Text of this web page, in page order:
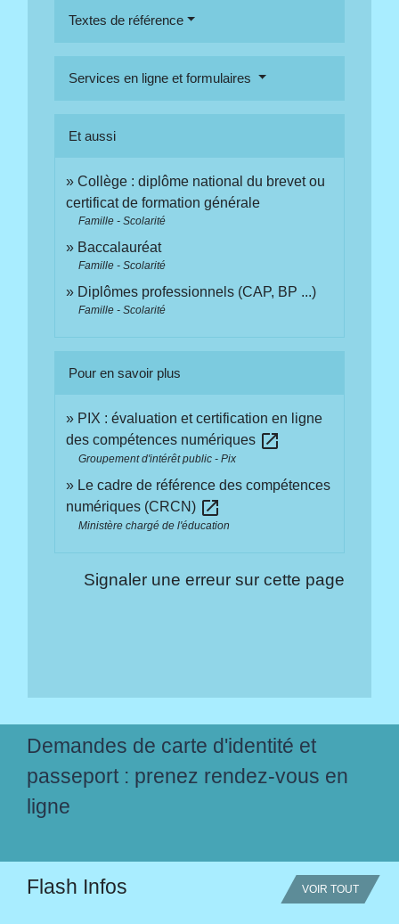
Textes de référence
Services en ligne et formulaires
Et aussi
Collège : diplôme national du brevet ou
certificat de formation générale
Famille - Scolarité
Baccalauréat
Famille - Scolarité
Diplômes professionnels (CAP, BP ...)
Famille - Scolarité
Pour en savoir plus
PIX : évaluation et certification en ligne
des compétences numériques open_in_new
Groupement d'intérêt public - Pix
Le cadre de référence des compétences
numériques (CRCN) open_in_new
Ministère chargé de l'éducation
Signaler une erreur sur cette page
Demandes de carte d'identité et
passeport : prenez rendez-vous en
ligne
Flash Infos VOIR TOUT